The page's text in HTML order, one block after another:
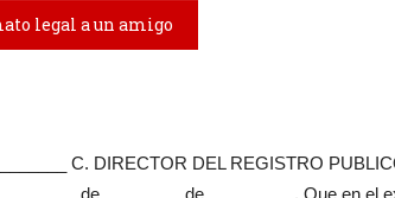
legal a un amigo
C. DIRECTOR DEL REGISTRO
_________. Que en el